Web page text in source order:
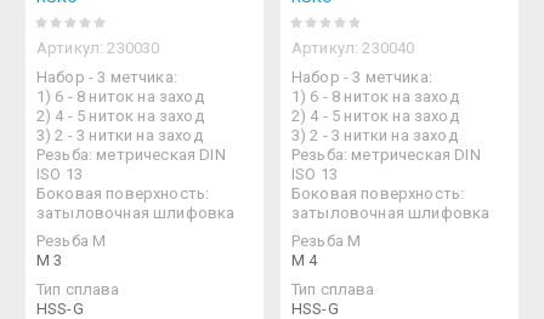
Артикул: 230030
Набор - 3 метчика:
1) 6 - 8 ниток на заход
2) 4 - 5 ниток на заход
3) 2 - 3 нитки на заход
Резьба: метрическая DIN
ISO 13
Боковая поверхность:
затыловочная шлифовка
Резьба М
M 3
Тип сплава
HSS-G
Артикул: 230040
Набор - 3 метчика:
1) 6 - 8 ниток на заход
2) 4 - 5 ниток на заход
3) 2 - 3 нитки на заход
Резьба: метрическая DIN
ISO 13
Боковая поверхность:
затыловочная шлифовка
Резьба М
M 4
Тип сплава
HSS-G